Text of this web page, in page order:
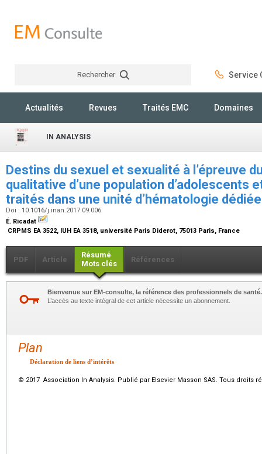
Rechercher Service
Actualités Revues Traités EMC Domaines
IN ANALYSIS
Destins du sexuel et sexualité à l’épreuve
qualitative d’une population d’adolescents
traités dans une unité d’hématologie
Doi : 10.1016/j.inan.2017.09.006
É. Ricadat
CRPMS EA 3522, IUH EA 3518, université Paris Diderot, 75013 Paris, France
PDF Article
Résumé
Mots clés
Références
Bienvenue sur EM-consulte, la référence des professionnels de santé.
L’accès au texte intégral de cet article nécessite un abonnement.
Plan
Déclaration de liens d’intérêts
© 2017 Association In Analysis. Publié par Elsevier Masson SAS. Tous droits